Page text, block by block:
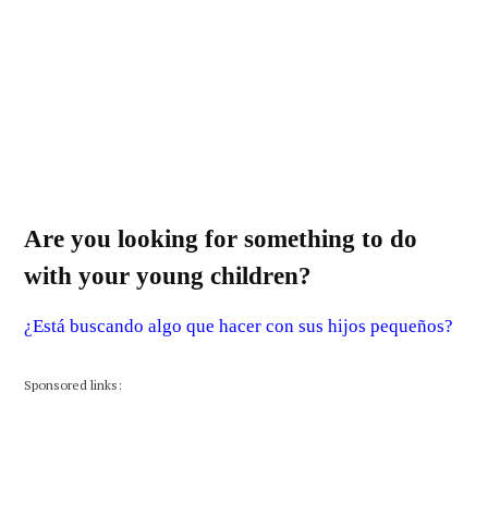
Are you looking for something to do
with your young children?
¿Está buscando algo que hacer con sus hijos pequeños?
Sponsored links: